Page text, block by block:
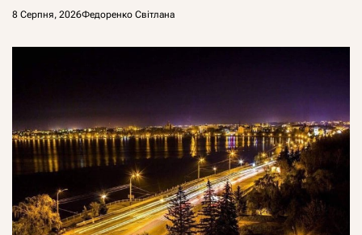
8 Серпня, 2026Федоренко Світлана